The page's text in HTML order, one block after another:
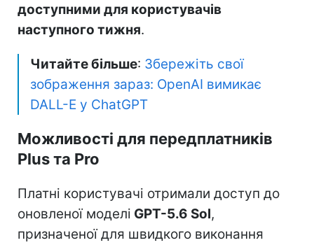
доступними для користувачів
наступного тижня.
Читайте більше: Збережіть свої
зображення зараз: OpenAI вимикає
DALL-E у ChatGPT
Можливості для передплатників
Plus та Pro
Платні користувачі отримали доступ до
оновленої моделі GPT-5.6 Sol,
призначеної для швидкого виконання